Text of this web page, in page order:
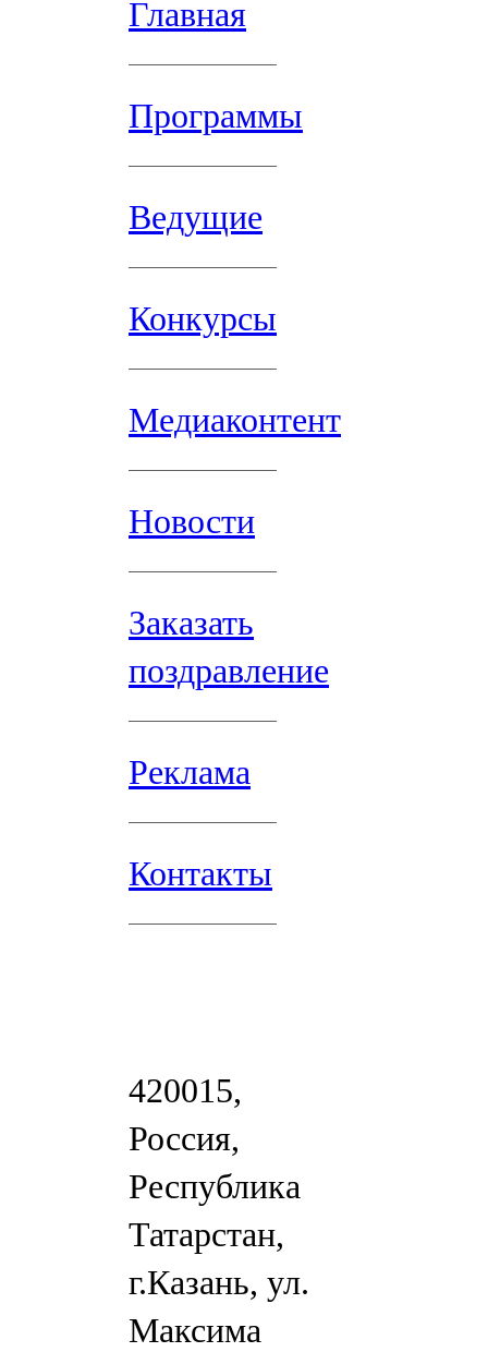
Главная
Программы
Ведущие
Конкурсы
Медиаконтент
Новости
Заказать
поздравление
Реклама
Контакты
420015,
Россия,
Республика
Татарстан,
г.Казань, ул.
Максима